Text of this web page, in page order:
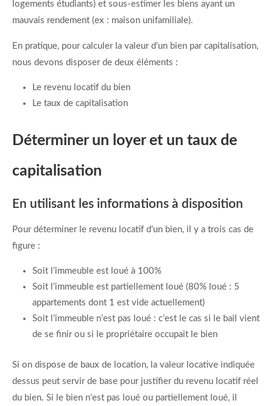
logements étudiants) et sous-estimer les biens ayant un
mauvais rendement (ex : maison unifamiliale).
En pratique, pour calculer la valeur d’un bien par capitalisation,
nous devons disposer de deux éléments :
Le revenu locatif du bien
Le taux de capitalisation
Déterminer un loyer et un taux de
capitalisation
En utilisant les informations à disposition
Pour déterminer le revenu locatif d’un bien, il y a trois cas de
figure :
Soit l’immeuble est loué à 100%
Soit l’immeuble est partiellement loué (80% loué : 5
appartements dont 1 est vide actuellement)
Soit l’immeuble n’est pas loué : c’est le cas si le bail vient
de se finir ou si le propriétaire occupait le bien
Si on dispose de baux de location, la valeur locative indiquée
dessus peut servir de base pour justifier du revenu locatif réel
du bien. Si le bien n’est pas loué ou partiellement loué, il